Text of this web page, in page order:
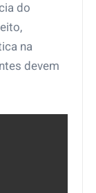
do
na
devem